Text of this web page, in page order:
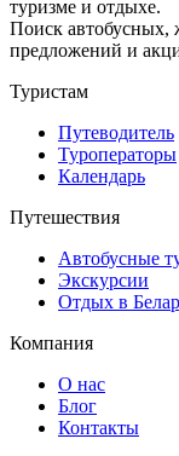
туризме и отдыхе.
Поиск автобусных,
предложений и
Туристам
Путеводитель
Туроператоры
Календарь
Путешествия
Автобусные
Экскурсии
Отдых в
Компания
О нас
Блог
Контакты